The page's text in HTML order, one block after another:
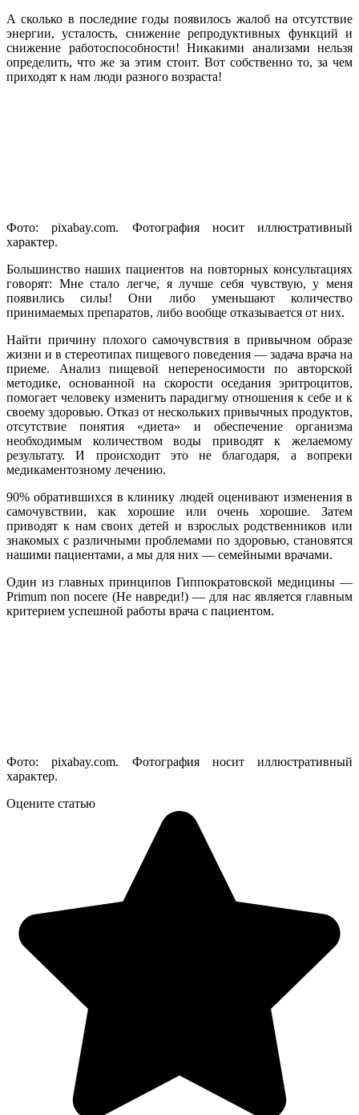
А сколько в последние годы появилось жалоб на отсутствие
энергии, усталость, снижение репродуктивных функций и
снижение работоспособности! Никакими анализами нельзя
определить, что же за этим стоит. Вот собственно то, за чем
приходят к нам люди разного возраста!
Фото: pixabay.com. Фотография носит иллюстративный
характер.
Большинство наших пациентов на повторных консультациях
говорят: Мне стало легче, я лучше себя чувствую, у меня
появились силы! Они либо уменьшают количество
принимаемых препаратов, либо вообще отказывается от них.
Найти причину плохого самочувствия в привычном образе
жизни и в стереотипах пищевого поведения — задача врача на
приеме. Анализ пищевой непереносимости по авторской
методике, основанной на скорости оседания эритроцитов,
помогает человеку изменить парадигму отношения к себе и к
своему здоровью. Отказ от нескольких привычных продуктов,
отсутствие понятия «диета» и обеспечение организма
необходимым количеством воды приводят к желаемому
результату. И происходит это не благодаря, а вопреки
медикаментозному лечению.
90% обратившихся в клинику людей оценивают изменения в
самочувствии, как хорошие или очень хорошие. Затем
приводят к нам своих детей и взрослых родственников или
знакомых с различными проблемами по здоровью, становятся
нашими пациентами, а мы для них — семейными врачами.
Один из главных принципов Гиппократовской медицины —
Primum non nocere (Не навреди!) — для нас является главным
критерием успешной работы врача с пациентом.
Фото: pixabay.com. Фотография носит иллюстративный
характер.
Оцените статью